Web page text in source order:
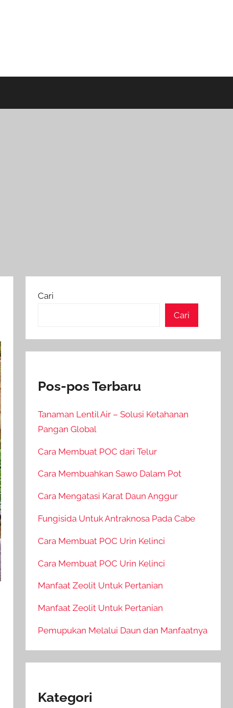
Cari
Cari
Pos-pos Terbaru
Tanaman Lentil Air – Solusi Ketahanan
Pangan Global
Cara Membuat POC dari Telur
Cara Membuahkan Sawo Dalam Pot
Cara Mengatasi Karat Daun Anggur
Fungisida Untuk Antraknosa Pada Cabe
Cara Membuat POC Urin Kelinci
Cara Membuat POC Urin Kelinci
Manfaat Zeolit Untuk Pertanian
Manfaat Zeolit Untuk Pertanian
Pemupukan Melalui Daun dan Manfaatnya
Kategori